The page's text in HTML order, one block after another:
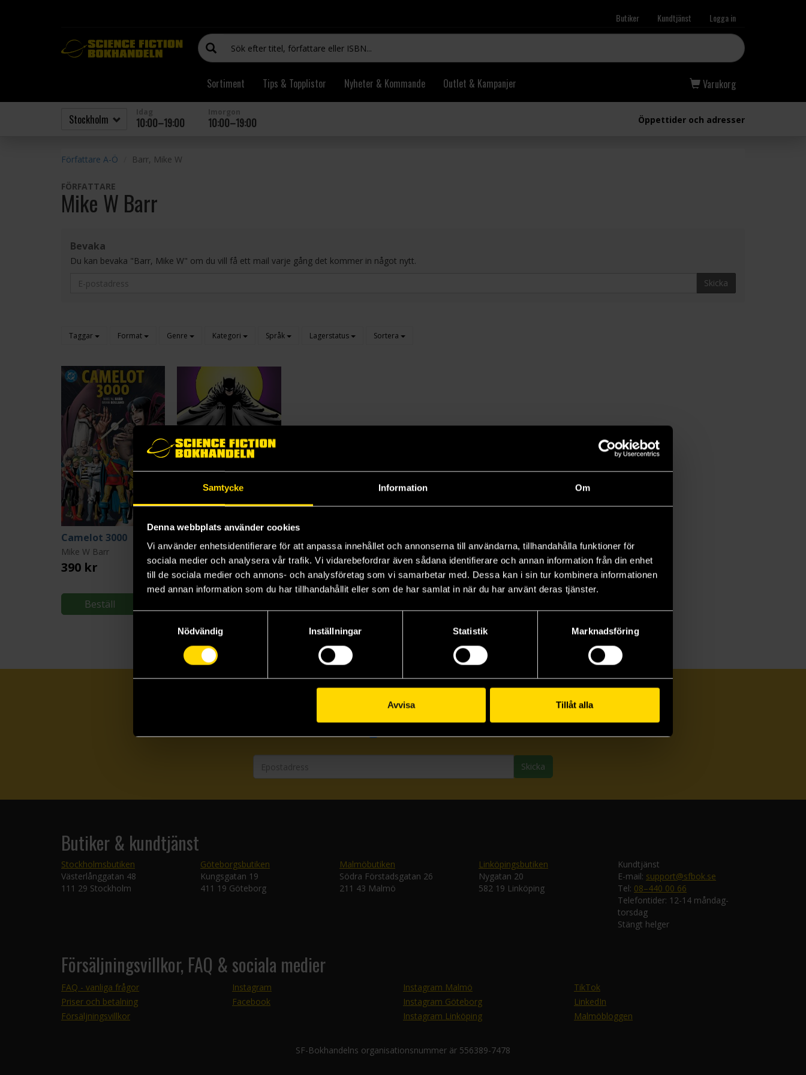
Samtycke Information Om
Denna webbplats använder cookies
Vi använder enhetsidentifierare för att anpassa innehållet och annonserna till användarna, tillhandahålla funktioner för
sociala medier och analysera vår trafik. Vi vidarebefordrar även sådana identifierare och annan information från din enhet
till de sociala medier och annons- och analysföretag som vi samarbetar med. Dessa kan i sin tur kombinera informationen
med annan information som du har tillhandahållit eller som de har samlat in när du har använt deras tjänster.
Samtyckesval
Nödvändig
Inställningar Statistik Marknadsföring
Avvisa Tillåt alla
Butiker Kundtjänst Logga in
Sortiment Tips & Topplistor Nyheter & Kommande Outlet & Kampanjer Varukorg
10:00–19:00 10:00–19:00 Öppettider och adresser
Författare A-Ö Barr, Mike W
FÖRFATTARE
Mike W Barr
Bevaka
Du kan bevaka "Barr, Mike W" om du vill få ett mail varje gång det kommer in något nytt.
Skicka
Taggar Format Genre Kategori Språk Lagerstatus Sortera
Camelot 3000
Mike W Barr
390 kr
Beställ
Max Allan Collins
420 kr
Prenumerera på vårt nyhetsbrev
Veckobrevet
Skicka
Butiker & kundtjänst
Stockholmsbutiken
Västerlånggatan 48
111 29 Stockholm
Göteborgsbutiken
Kungsgatan 19
411 19 Göteborg
Malmöbutiken
Södra Förstadsgatan 26
211 43 Malmö
Linköpingsbutiken
Nygatan 20
582 19 Linköping
Kundtjänst
E-mail: support@sfbok.se
Tel: 08–440 00 66
Telefontider: 12-14 måndag-
torsdag
Stängt helger
Försäljningsvillkor, FAQ & sociala medier
FAQ - vanliga frågor
Priser och betalning
Försäljningsvillkor
Instagram
Facebook
Instagram Malmö
Instagram Göteborg
Instagram Linköping
TikTok
LinkedIn
Malmöbloggen
SF-Bokhandelns organisationsnummer är 556389-7478